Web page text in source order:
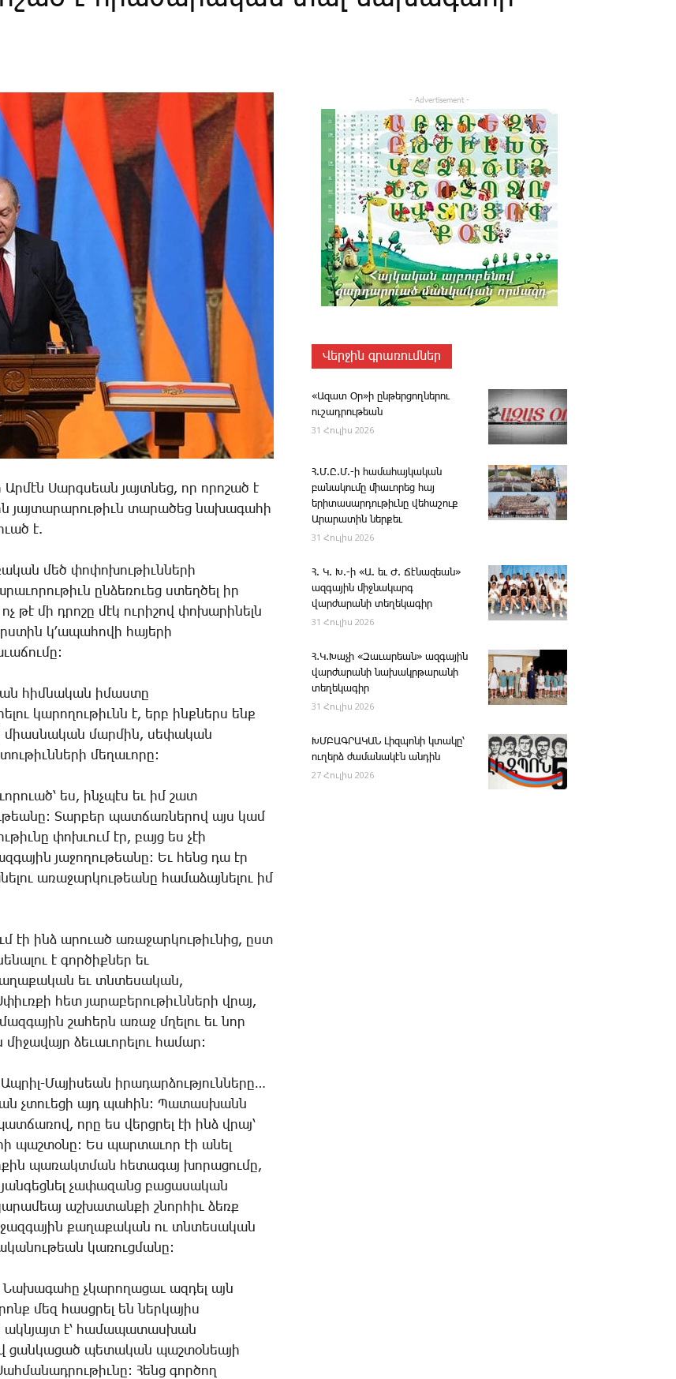
­Սարգ­սեան յայտ­նեց, որ ո­րո­շած է
յայ­տա­րա­րու­թիւն տա­րա­ծեց նա­խա­գա­հի
է.
մեծ փո­փո­խու­թիւն­նե­րի
ըն­ձե­ռո­ւեց ստեղ­ծել իր
թէ մի դրո­շը մէկ ու­րի­շով փո­խա­րի­նելն
կ­՚ա­պա­հո­վի հա­յե­րի
հիմ­նա­կան ի­մաս­տը
կա­րո­ղու­թիւնն է, երբ ինք­ներս ենք
միաս­նա­կան մար­մին, սե­փա­կան
մե­ղա­ւո­րը:
ես, ինչ­պէս եւ իմ շատ
­Տար­բեր պատ­ճառ­նե­րով այս կամ
փոխ­ւում էր, բայց ես չէի
յա­ջո­ղու­թեա­նը: Եւ հենց դա էր
ա­ռա­ջար­կու­թեա­նը հա­մա­ձայ­նե­լու իմ
էի ինձ ա­րո­ւած ա­ռա­ջար­կու­թիւ­նից, ըստ
է գոր­ծիք­ներ եւ
եւ տնտե­սա­կան,
հետ յա­րա­բե­րու­թիւն­նե­րի վրայ,
շա­հերն ա­ռաջ մղե­լու եւ նոր
ձե­ւա­ւո­րե­լու հա­մար:
­Մա­յի­սեան ի­րա­դար­ձութ­յուն­նե­րը…
չտո­ւե­ցի այդ պա­հին: ­Պա­տաս­խանն
ո­րը ես վերց­րել էի ինձ վրայ՝
պաշ­տօ­նը: Ես պար­տա­ւոր էի ա­նել
պա­ռակտ­ման հե­տա­գայ խո­րա­ցու­մը,
չա­փա­զանց բա­ցա­սա­կան
աշ­խա­տան­քի շնոր­հիւ ձեռք
քա­ղա­քա­կան ու տնտե­սա­կան
կա­ռուց­մա­նը:
­Նա­խա­գա­հը չկա­րո­ղա­ցաւ ազ­դել այն
մեզ հասց­րել են ներ­կա­յիս
է՝ հա­մա­պա­տաս­խան
ցան­կա­ցած պե­տա­կան պաշ­տօ­նեա­յի
­Հենց գոր­ծող
- Advertisement -
Վերջին գրառումներ
«Ազատ Օր»ի ընթերցողներու
ուշադրութեան
31 Հուլիս 2026
Հ.Մ.Ը.Մ.-ի համահայկական
բանակումը միաւորեց հայ
երիտասարդութիւնը վեհաշուք
Արարատին ներքեւ
31 Հուլիս 2026
Հ. Կ. Խ.-ի «Ա. եւ Ժ. ­Ճէնազեան»
ազգային միջնակարգ
վարժարանի տեղեկագիր
31 Հուլիս 2026
Հ․Կ․Խաչի «Զաւարեան» ազգային
վարժարանի նախակրթարանի
տեղեկագիր
31 Հուլիս 2026
ԽՄԲԱԳՐԱԿԱՆ ­Լիզպոնի կտակը՝
ուղերձ ժամանակէն անդին
27 Հուլիս 2026